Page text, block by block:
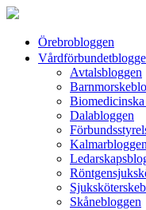
Örebrobloggen
Avtalsbloggen
Dalabloggen
Kalmarbloggen
Skånebloggen